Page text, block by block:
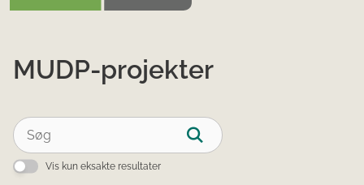
MUDP-projekter
Vis kun eksakte resultater